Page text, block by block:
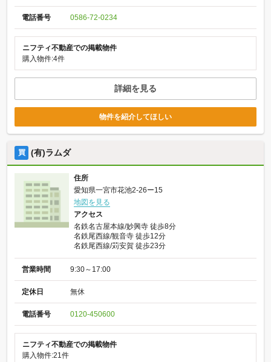
電話番号 0586-72-0234
ニフティ不動産での掲載物件
購入物件:4件
詳細を見る
物件を紹介してほしい
買 (有)ラムダ
住所
愛知県一宮市花池2-26ー15
地図を見る
アクセス
名鉄名古屋本線/妙興寺 徒歩8分
名鉄尾西線/観音寺 徒歩12分
名鉄尾西線/苅安賀 徒歩23分
営業時間 9:30～17:00
定休日 無休
電話番号 0120-450600
ニフティ不動産での掲載物件
購入物件:21件